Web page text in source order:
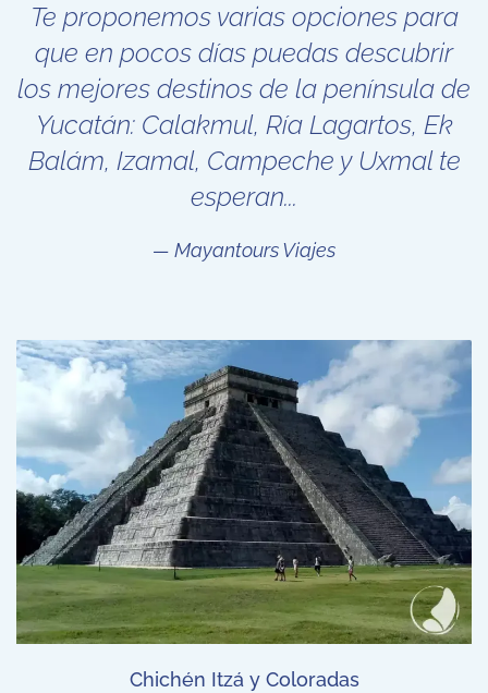
Te proponemos varias opciones para
que en pocos días puedas descubrir
los mejores destinos de la península de
Yucatán: Calakmul, Ría Lagartos, Ek
Balám, Izamal, Campeche y Uxmal te
esperan...
Mayantours Viajes
Chichén Itzá y Coloradas